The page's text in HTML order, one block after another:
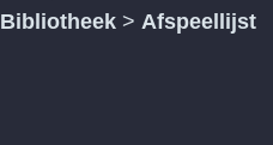
Bibliotheek > Afspeellijst